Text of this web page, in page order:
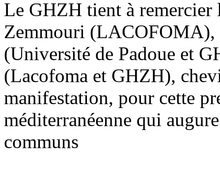
Le GHZH tient à remercier
Zemmouri (LACOFOMA),
(Université de Padoue et
(Lacofoma et GHZH),
manifestation, pour cette
méditerranéenne qui
communs